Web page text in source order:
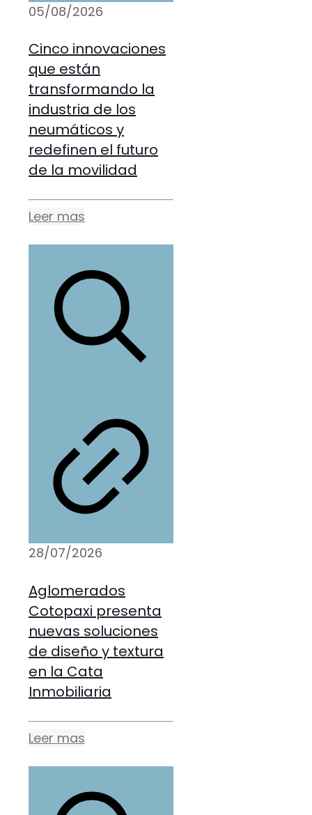
05/08/2026
Cinco innovaciones
que están
transformando la
industria de los
neumáticos y
redefinen el futuro
de la movilidad
Leer mas
28/07/2026
Aglomerados
Cotopaxi presenta
nuevas soluciones
de diseño y textura
en la Cata
Inmobiliaria
Leer mas